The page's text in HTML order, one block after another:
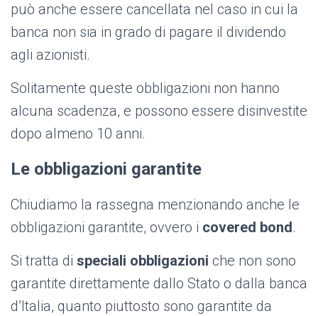
può anche essere cancellata nel caso in cui la
banca non sia in grado di pagare il dividendo
agli azionisti.
Solitamente queste obbligazioni non hanno
alcuna scadenza, e possono essere disinvestite
dopo almeno 10 anni.
Le obbligazioni garantite
Chiudiamo la rassegna menzionando anche le
obbligazioni garantite, ovvero i covered bond.
Si tratta di speciali obbligazioni che non sono
garantite direttamente dallo Stato o dalla banca
d’Italia, quanto piuttosto sono garantite da